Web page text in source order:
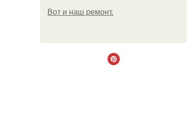
Boт и наш ремoнт.